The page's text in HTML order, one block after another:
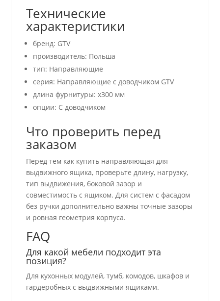
Технические
характеристики
бренд: GTV
производитель: Польша
тип: Направляющие
серия: Направляющие с доводчиком GTV
длина фурнитуры: x300 мм
опции: С доводчиком
Что проверить перед
заказом
Перед тем как купить направляющая для
выдвижного ящика, проверьте длину, нагрузку,
тип выдвижения, боковой зазор и
совместимость с ящиком. Для систем с фасадом
без ручки дополнительно важны точные зазоры
и ровная геометрия корпуса.
FAQ
Для какой мебели подходит эта
позиция?
Для кухонных модулей, тумб, комодов, шкафов и
гардеробных с выдвижными ящиками.